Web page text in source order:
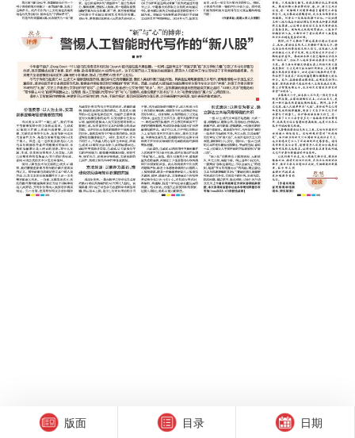
版面 目录 日期